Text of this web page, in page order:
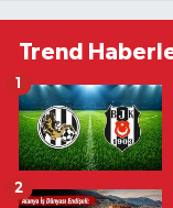
Trend
1
2